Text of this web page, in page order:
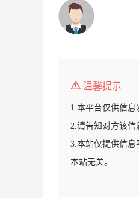
温馨提示
1.本平台仅供信息
2.请告知对方该信
3.本站仅提供信
本站无关。